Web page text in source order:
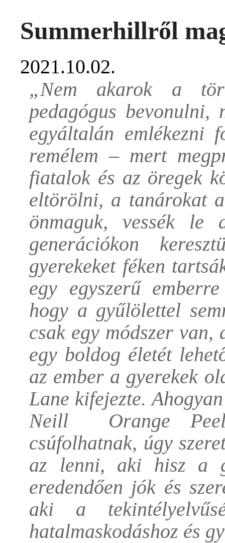
Summerhillről
2021.10.02.
„Nem akarok a
pedagógus
egyáltalán emlékezni
remélem – mert
fiatalok és az öregek
eltörölni, a tanárokat
önmaguk, vessék le
generációkon
gyerekeket féken
egy egyszerű
hogy a gyűlölettel
csak egy módszer
egy boldog életét
az ember a gyerekek
Lane kifejezte.
Neill Orange Peel-
csúfolhatnak, úgy
az lenni, aki hisz a
eredendően jók és
aki a
hatalmaskodáshoz és